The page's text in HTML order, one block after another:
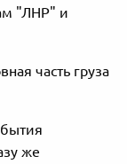
"ЛНР" и
часть груза
же